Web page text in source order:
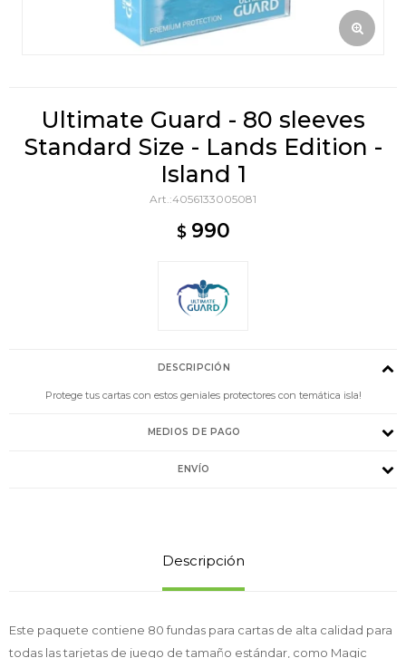
Ultimate Guard - 80 sleeves
Standard Size - Lands Edition -
Island 1
4056133005081
$ 990
DESCRIPCIÓN
Protege tus cartas con estos geniales protectores con temática isla!
MEDIOS DE PAGO
ENVÍO
Descripción
Este paquete contiene 80 fundas para cartas de alta calidad para
todas las tarjetas de juego de tamaño estándar, como Magic